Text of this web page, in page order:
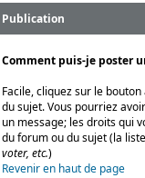
Publication
Comment puis-je poster
Facile, cliquez sur le
du sujet. Vous pourriez
un message; les droits qui
du forum ou du sujet (la liste
voter, etc.)
Revenir en haut de page